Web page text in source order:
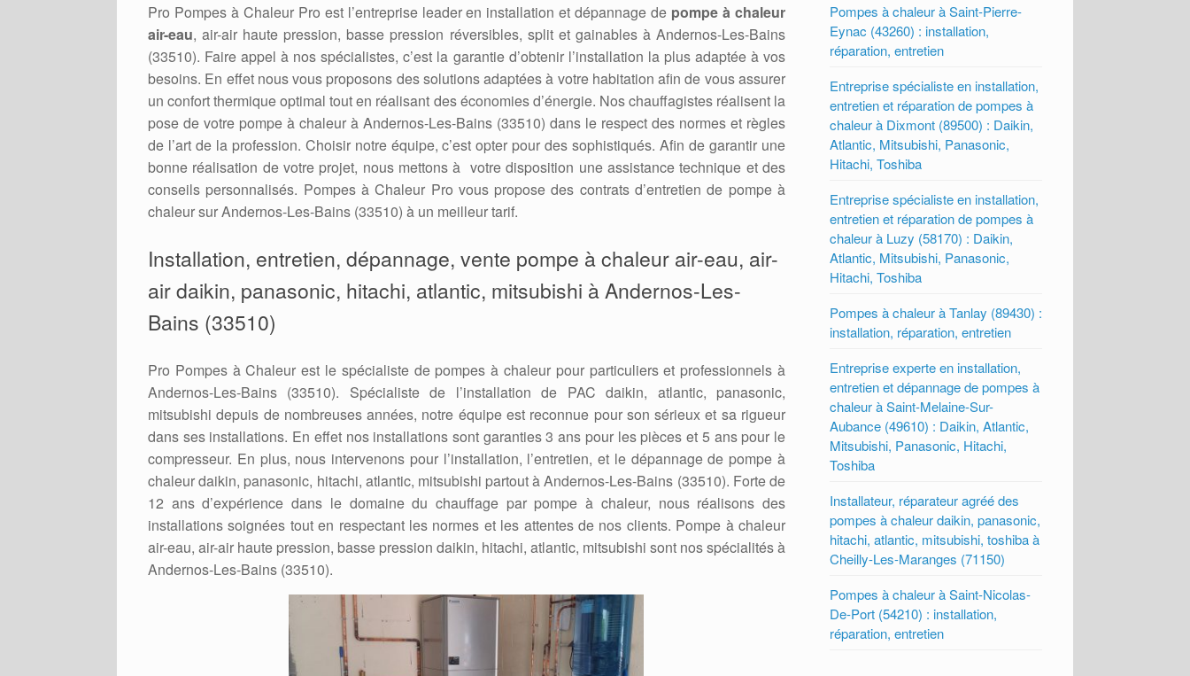
Pro Pompes à Chaleur Pro est l’entreprise leader en installation et dépannage de pompe à chaleur
air-eau, air-air haute pression, basse pression réversibles, split et gainables à Andernos-Les-Bains
(33510). Faire appel à nos spécialistes, c’est la garantie d’obtenir l’installation la plus adaptée à vos
besoins. En effet nous vous proposons des solutions adaptées à votre habitation afin de vous assurer
un confort thermique optimal tout en réalisant des économies d’énergie. Nos chauffagistes réalisent la
pose de votre pompe à chaleur à Andernos-Les-Bains (33510) dans le respect des normes et règles
de l’art de la profession. Choisir notre équipe, c’est opter pour des sophistiqués. Afin de garantir une
bonne réalisation de votre projet, nous mettons à votre disposition une assistance technique et des
conseils personnalisés. Pompes à Chaleur Pro vous propose des contrats d’entretien de pompe à
chaleur sur Andernos-Les-Bains (33510) à un meilleur tarif.
Installation, entretien, dépannage, vente pompe à chaleur air-eau, air-
air daikin, panasonic, hitachi, atlantic, mitsubishi à Andernos-Les-
Bains (33510)
Pro Pompes à Chaleur est le spécialiste de pompes à chaleur pour particuliers et professionnels à
Andernos-Les-Bains (33510). Spécialiste de l’installation de PAC daikin, atlantic, panasonic,
mitsubishi depuis de nombreuses années, notre équipe est reconnue pour son sérieux et sa rigueur
dans ses installations. En effet nos installations sont garanties 3 ans pour les pièces et 5 ans pour le
compresseur. En plus, nous intervenons pour l’installation, l’entretien, et le dépannage de pompe à
chaleur daikin, panasonic, hitachi, atlantic, mitsubishi partout à Andernos-Les-Bains (33510). Forte de
12 ans d’expérience dans le domaine du chauffage par pompe à chaleur, nous réalisons des
installations soignées tout en respectant les normes et les attentes de nos clients. Pompe à chaleur
air-eau, air-air haute pression, basse pression daikin, hitachi, atlantic, mitsubishi sont nos spécialités à
Andernos-Les-Bains (33510).
Pompes à chaleur à Saint-Pierre-
Eynac (43260) : installation,
réparation, entretien
Entreprise spécialiste en installation,
entretien et réparation de pompes à
chaleur à Dixmont (89500) : Daikin,
Atlantic, Mitsubishi, Panasonic,
Hitachi, Toshiba
Entreprise spécialiste en installation,
entretien et réparation de pompes à
chaleur à Luzy (58170) : Daikin,
Atlantic, Mitsubishi, Panasonic,
Hitachi, Toshiba
Pompes à chaleur à Tanlay (89430) :
installation, réparation, entretien
Entreprise experte en installation,
entretien et dépannage de pompes à
chaleur à Saint-Melaine-Sur-
Aubance (49610) : Daikin, Atlantic,
Mitsubishi, Panasonic, Hitachi,
Toshiba
Installateur, réparateur agréé des
pompes à chaleur daikin, panasonic,
hitachi, atlantic, mitsubishi, toshiba à
Cheilly-Les-Maranges (71150)
Pompes à chaleur à Saint-Nicolas-
De-Port (54210) : installation,
réparation, entretien